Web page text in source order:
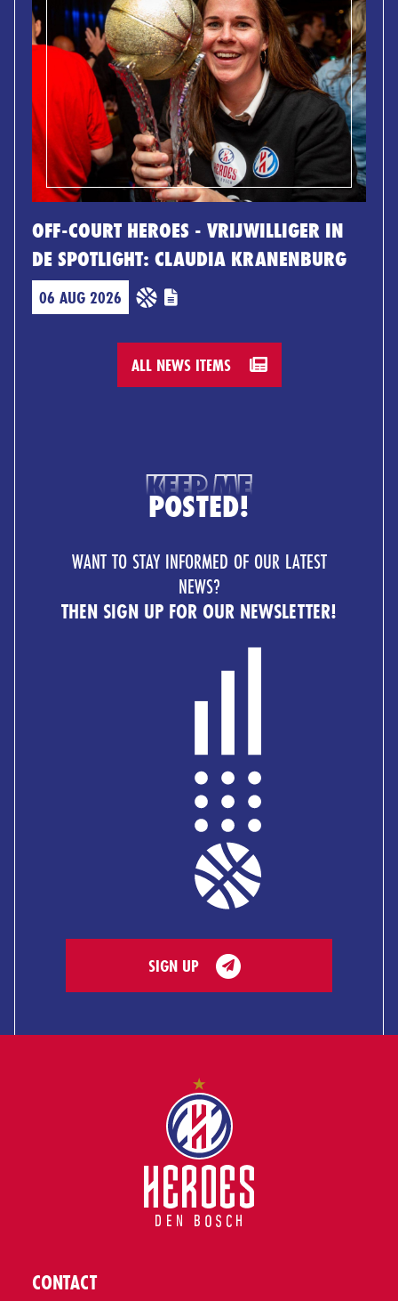
OFF-COURT HEROES - VRIJWILLIGER IN
DE SPOTLIGHT: CLAUDIA KRANENBURG
06 AUG 2026
ALL NEWS ITEMS
KEEP ME
POSTED!
WANT TO STAY INFORMED OF OUR LATEST
NEWS?
THEN SIGN UP FOR OUR NEWSLETTER!
SIGN UP
CONTACT